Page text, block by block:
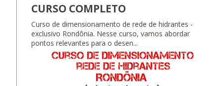
CURSO COMPLETO
Curso de dimensionamento de rede de hidrantes -
exclusivo Rondônia. Nesse curso, vamos abordar
pontos relevantes para o desen...